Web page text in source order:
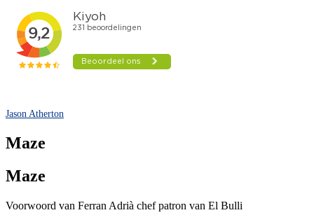
Jason Atherton
Maze
Maze
Voorwoord van Ferran Adrià chef patron van El Bulli